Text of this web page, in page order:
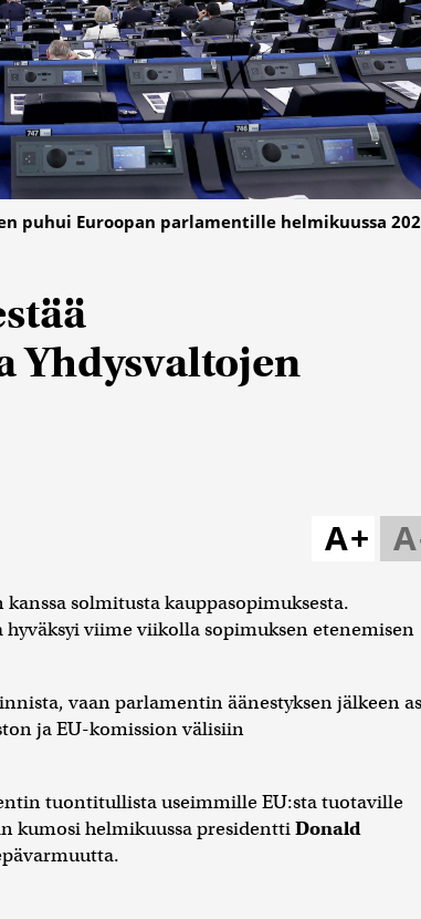
puhui Euroopan parlamentille helmikuussa
Yhdysvaltojen
A+
solmitusta kauppasopimuksesta.
viime viikolla sopimuksen etenemisen
vaan parlamentin äänestyksen jälkeen
ja EU-komission välisiin
tuontitullista useimmille EU:sta tuotaville
kumosi helmikuussa presidenttiDonald